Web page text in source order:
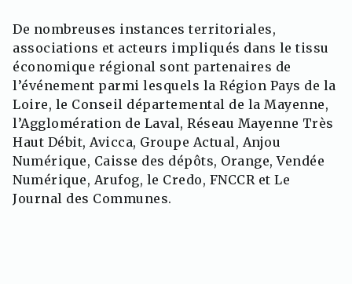
De nombreuses instances territoriales,
associations et acteurs impliqués dans le tissu
économique régional sont partenaires de
l’événement parmi lesquels la Région Pays de la
Loire, le Conseil départemental de la Mayenne,
l’Agglomération de Laval, Réseau Mayenne Très
Haut Débit, Avicca, Groupe Actual, Anjou
Numérique, Caisse des dépôts, Orange, Vendée
Numérique, Arufog, le Credo, FNCCR et Le
Journal des Communes.